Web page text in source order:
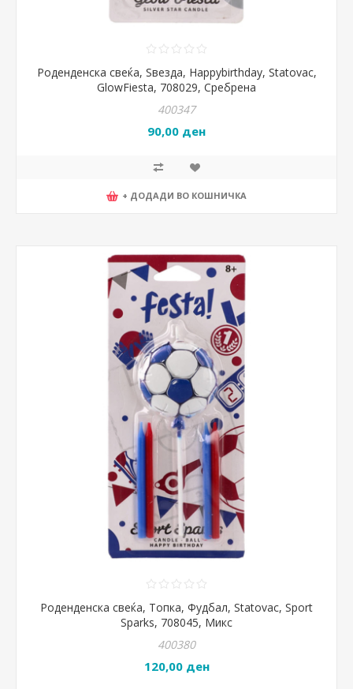
Роденденска свеќа, Ѕвезда, Happybirthday, Statovac,
GlowFiesta, 708029, Сребрена
400347
90,00 ден
+ ДОДАДИ ВО КОШНИЧКА
Роденденска свеќа, Топка, Фудбал, Statovac, Sport
Sparks, 708045, Микс
400380
120,00 ден